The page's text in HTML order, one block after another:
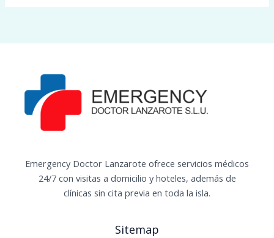
Emergency Doctor Lanzarote ofrece servicios médicos
24/7 con visitas a domicilio y hoteles, además de
clínicas sin cita previa en toda la isla.
Sitemap